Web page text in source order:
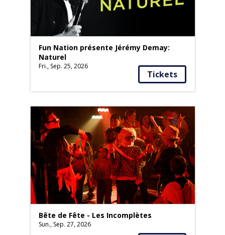
Fun Nation présente Jérémy Demay:
Naturel
Fri., Sep. 25, 2026
Tickets
Bête de Fête - Les Incomplètes
Sun., Sep. 27, 2026